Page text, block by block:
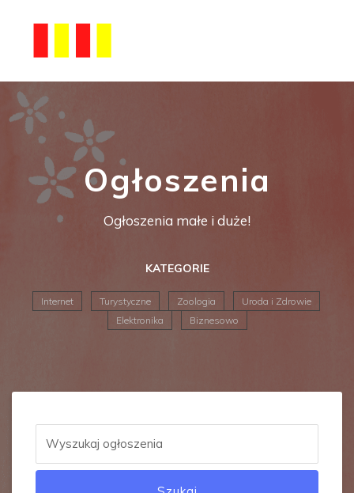
Ogłoszenia
Ogłoszenia małe i duże!
KATEGORIE
Internet Turystyczne Zoologia
Uroda i Zdrowie
Elektronika
Biznesowo